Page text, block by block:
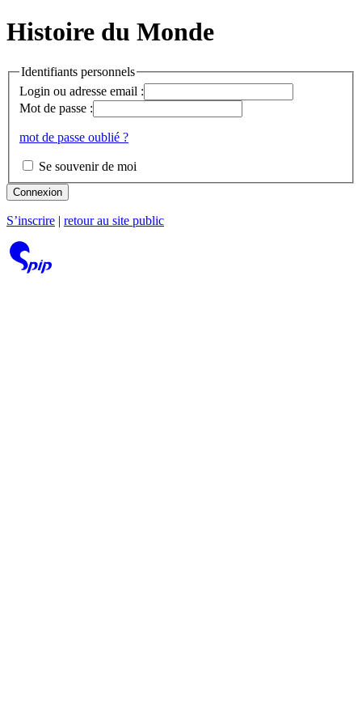
Histoire du Monde
Identifiants personnels
Login ou adresse email :
Mot de passe :
mot de passe oublié ?
Se souvenir de moi
Connexion
S’inscrire retour au site public